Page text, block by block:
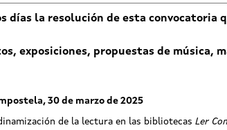
días la resolución de esta convocatoria
exposiciones, propuestas de música,
30 de marzo de 2025
de la lectura en las bibliotecas Ler